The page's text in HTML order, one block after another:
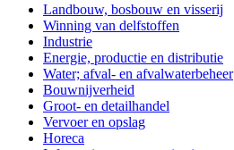
Landbouw, bosbouw en visserij
Winning van delfstoffen
Industrie
Energie, productie en distributie
Water; afval- en afvalwaterbeheer
Bouwnijverheid
Groot- en detailhandel
Vervoer en opslag
Horeca